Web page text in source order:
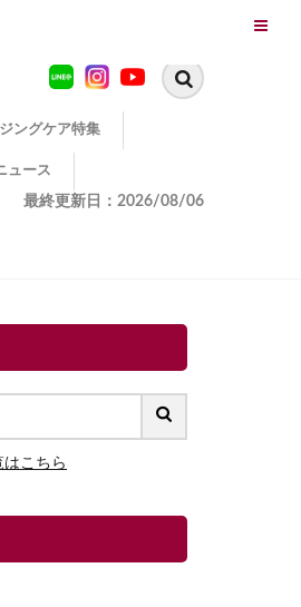
効果
ズケア
アング
ポイント
ナー
ックス
グケア
ングケア特集
ュース
最終更新日：2026/08/06
こちら